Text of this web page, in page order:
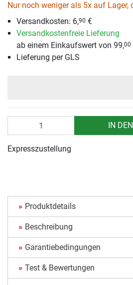
Nur noch weniger als 5x auf Lager,
Versandkosten: 6,90 €
Versandkostenfreie Lieferung
ab einem Einkaufswert von 99,00
Lieferung per GLS
IN
Expresszustellung
Produktdetails
Beschreibung
Garantiebedingungen
Test & Bewertungen